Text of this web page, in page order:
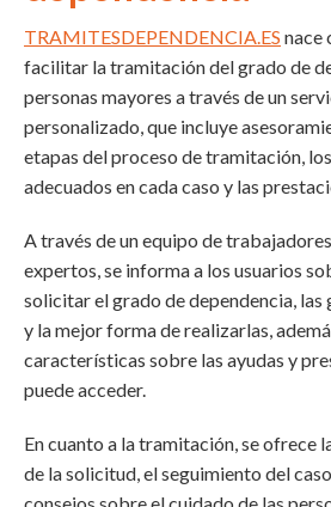
TRAMITESDEPENDENCIA.ES nace
facilitar la tramitación del grado de
personas mayores a través de un
personalizado, que incluye
etapas del proceso de tramitación,
adecuados en cada caso y las
A través de un equipo de
expertos, se informa a los usuarios
solicitar el grado de dependencia, las
y la mejor forma de realizarlas,
características sobre las ayudas y
puede acceder.
En cuanto a la tramitación, se ofrece
de la solicitud, el seguimiento del